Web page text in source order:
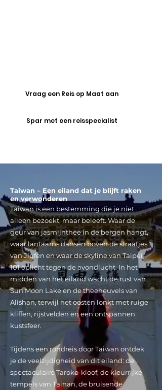
Vraag een Reis op Maat aan
Spar met een reisspecialist
Taiwan – Een eiland dat je blijft raken
en verwonderen
Taiwan is een bestemming die je niet
alleen bezoekt, maar beleeft. Waar de
geur van jasmijnthee in de bergen hangt,
waar lantaarns dansen boven de straatjes
van Jiufen en waar de skyline van Taipei
101 oplicht tegen de avondlucht. In het
midden van het eiland wacht de rust van
Sun Moon Lake en de theeheuvels van
Alishan, terwijl het oosten lonkt met ruige
kliffen, rijstvelden en een ontspannen
kustsfeer.
Tijdens een rondreis door Taiwan ontdek
je de veelzijdigheid van dit eiland: de
spectaculaire Taroko-kloof, de kleurrijke
tempels van Tainan, de bruisende